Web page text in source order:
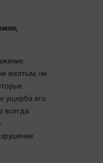
желтым, ни
ущерба его
всегда